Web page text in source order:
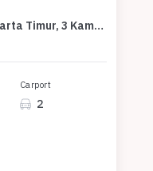
Rumah Mewah di Cakung, Jakarta Timur, 3 Kamar Tidur, LT 105m²
Carport
2